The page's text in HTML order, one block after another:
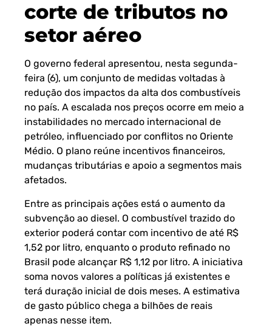
corte de tributos no
setor aéreo
O governo federal apresentou, nesta segunda-
feira (6), um conjunto de medidas voltadas à
redução dos impactos da alta dos combustíveis
no país. A escalada nos preços ocorre em meio a
instabilidades no mercado internacional de
petróleo, influenciado por conflitos no Oriente
Médio. O plano reúne incentivos financeiros,
mudanças tributárias e apoio a segmentos mais
afetados.
Entre as principais ações está o aumento da
subvenção ao diesel. O combustível trazido do
exterior poderá contar com incentivo de até R$
1,52 por litro, enquanto o produto refinado no
Brasil pode alcançar R$ 1,12 por litro. A iniciativa
soma novos valores a políticas já existentes e
terá duração inicial de dois meses. A estimativa
de gasto público chega a bilhões de reais
apenas nesse item.